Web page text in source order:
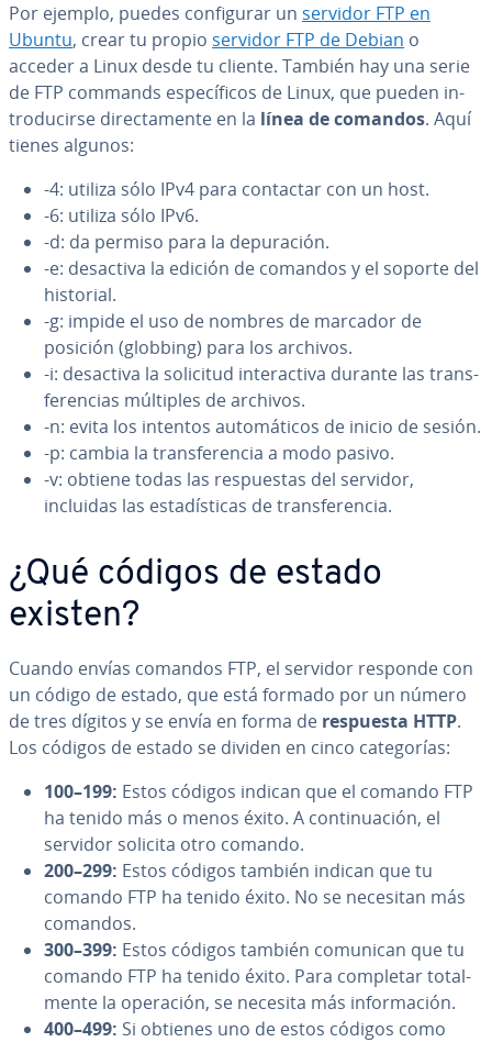
Por ejemplo, puedes co­n­fi­gu­rar un servidor FTP en
Ubuntu, crear tu propio servidor FTP de Debian o
acceder a Linux desde tu cliente. También hay una serie
de FTP commands es­pe­cí­fi­cos de Linux, que pueden in­
tro­du­ci­r­se di­re­c­ta­me­n­te en la línea de comandos. Aquí
tienes algunos:
-4: utiliza sólo IPv4 para contactar con un host.
-6: utiliza sólo IPv6.
-d: da permiso para la de­pu­ra­ción.
-e: desactiva la edición de comandos y el soporte del
historial.
-g: impide el uso de nombres de marcador de
posición (globbing) para los archivos.
-i: desactiva la solicitud in­ter­ac­ti­va durante las tra­n­s­
fe­re­n­cias múltiples de archivos.
-n: evita los intentos au­to­má­ti­cos de inicio de sesión.
-p: cambia la tra­n­s­fe­re­n­cia a modo pasivo.
-v: obtiene todas las re­s­pue­s­tas del servidor,
incluidas las es­ta­dí­s­ti­cas de tra­n­s­fe­re­n­cia.
¿Qué códigos de estado
existen?
Cuando envías comandos FTP, el servidor responde con
un código de estado, que está formado por un número
de tres dígitos y se envía en forma de respuesta HTTP.
Los códigos de estado se dividen en cinco ca­te­go­rías:
100–199: Estos códigos indican que el comando FTP
ha tenido más o menos éxito. A co­n­ti­nua­ción, el
servidor solicita otro comando.
200–299: Estos códigos también indican que tu
comando FTP ha tenido éxito. No se necesitan más
comandos.
300–399: Estos códigos también comunican que tu
comando FTP ha tenido éxito. Para completar to­ta­l­
me­n­te la operación, se necesita más in­fo­r­ma­ción.
400–499: Si obtienes uno de estos códigos como